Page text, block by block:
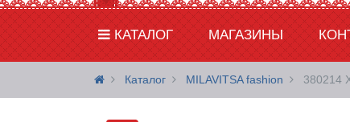
КАТАЛОГ МАГАЗИНЫ
Каталог MILAVITSA fashion 380214